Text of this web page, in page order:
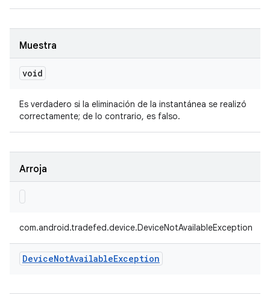
Muestra
void
Es verdadero si la eliminación de la instantánea se realizó
correctamente; de lo contrario, es falso.
Arroja
com.android.tradefed.device.DeviceNotAvailableException
DeviceNotAvailableException